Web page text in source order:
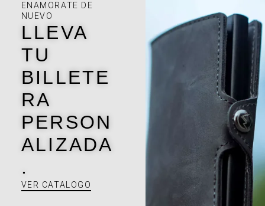
ENAMORATE DE
NUEVO
LLEVA
TU
BILLETE
RA
PERSON
ALIZADA
.
VER CATALOGO